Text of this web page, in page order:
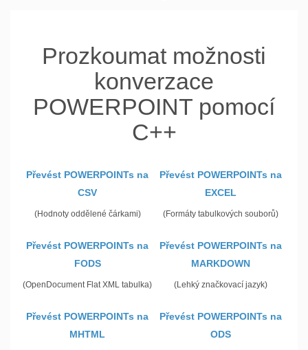
Prozkoumat možnosti
konverzace
POWERPOINT pomocí
C++
Převést POWERPOINTs na
CSV
(Hodnoty oddělené čárkami)
Převést POWERPOINTs na
EXCEL
(Formáty tabulkových souborů)
Převést POWERPOINTs na
FODS
(OpenDocument Flat XML tabulka)
Převést POWERPOINTs na
MARKDOWN
(Lehký značkovací jazyk)
Převést POWERPOINTs na
MHTML
Převést POWERPOINTs na
ODS